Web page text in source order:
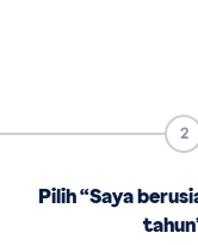
2
Pilih “Saya